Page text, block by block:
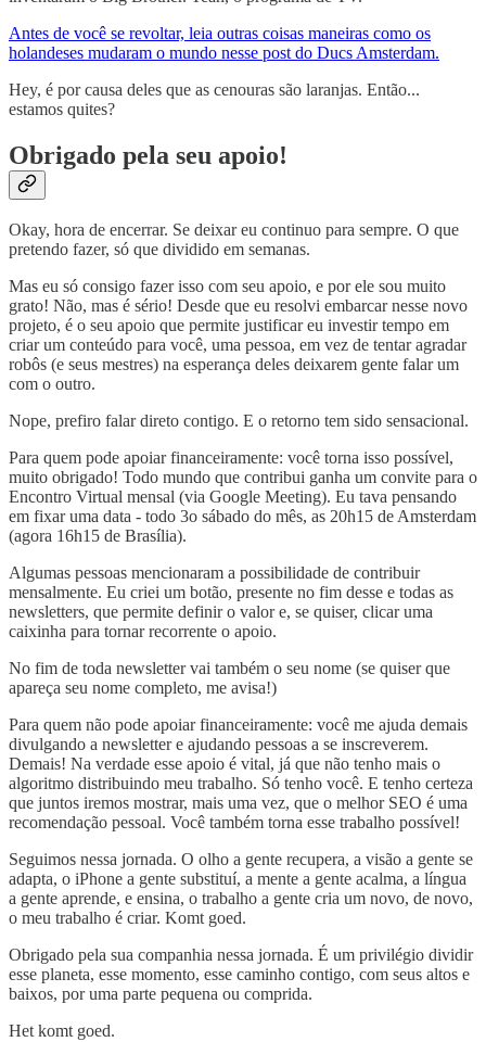
Antes de você se revoltar, leia outras coisas maneiras como os
holandeses mudaram o mundo nesse post do Ducs Amsterdam.
Hey, é por causa deles que as cenouras são laranjas. Então...
estamos quites?
Obrigado pela seu apoio!
Okay, hora de encerrar. Se deixar eu continuo para sempre. O que
pretendo fazer, só que dividido em semanas.
Mas eu só consigo fazer isso com seu apoio, e por ele sou muito
grato! Não, mas é sério! Desde que eu resolvi embarcar nesse novo
projeto, é o seu apoio que permite justificar eu investir tempo em
criar um conteúdo para você, uma pessoa, em vez de tentar agradar
robôs (e seus mestres) na esperança deles deixarem gente falar um
com o outro.
Nope, prefiro falar direto contigo. E o retorno tem sido sensacional.
Para quem pode apoiar financeiramente: você torna isso possível,
muito obrigado! Todo mundo que contribui ganha um convite para o
Encontro Virtual mensal (via Google Meeting). Eu tava pensando
em fixar uma data - todo 3o sábado do mês, as 20h15 de Amsterdam
(agora 16h15 de Brasília).
Algumas pessoas mencionaram a possibilidade de contribuir
mensalmente. Eu criei um botão, presente no fim desse e todas as
newsletters, que permite definir o valor e, se quiser, clicar uma
caixinha para tornar recorrente o apoio.
No fim de toda newsletter vai também o seu nome (se quiser que
apareça seu nome completo, me avisa!)
Para quem não pode apoiar financeiramente: você me ajuda demais
divulgando a newsletter e ajudando pessoas a se inscreverem.
Demais! Na verdade esse apoio é vital, já que não tenho mais o
algoritmo distribuindo meu trabalho. Só tenho você. E tenho certeza
que juntos iremos mostrar, mais uma vez, que o melhor SEO é uma
recomendação pessoal. Você também torna esse trabalho possível!
Seguimos nessa jornada. O olho a gente recupera, a visão a gente se
adapta, o iPhone a gente substituí, a mente a gente acalma, a língua
a gente aprende, e ensina, o trabalho a gente cria um novo, de novo,
o meu trabalho é criar. Komt goed.
Obrigado pela sua companhia nessa jornada. É um privilégio dividir
esse planeta, esse momento, esse caminho contigo, com seus altos e
baixos, por uma parte pequena ou comprida.
Het komt goed.